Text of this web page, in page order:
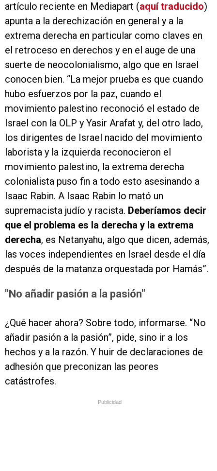
artículo reciente en Mediapart (aquí traducido)
apunta a la derechización en general y a la
extrema derecha en particular como claves en
el retroceso en derechos y en el auge de una
suerte de neocolonialismo, algo que en Israel
conocen bien. “La mejor prueba es que cuando
hubo esfuerzos por la paz, cuando el
movimiento palestino reconoció el estado de
Israel con la OLP y Yasir Arafat y, del otro lado,
los dirigentes de Israel nacido del movimiento
laborista y la izquierda reconocieron el
movimiento palestino, la extrema derecha
colonialista puso fin a todo esto asesinando a
Isaac Rabin. A Isaac Rabin lo mató un
supremacista judío y racista. Deberíamos decir
que el problema es la derecha y la extrema
derecha, es Netanyahu, algo que dicen, además,
las voces independientes en Israel desde el día
después de la matanza orquestada por Hamás”.
"No añadir pasión a la pasión"
¿Qué hacer ahora? Sobre todo, informarse. “No
añadir pasión a la pasión”, pide, sino ir a los
hechos y a la razón. Y huir de declaraciones de
adhesión que preconizan las peores
catástrofes.
Publicidad